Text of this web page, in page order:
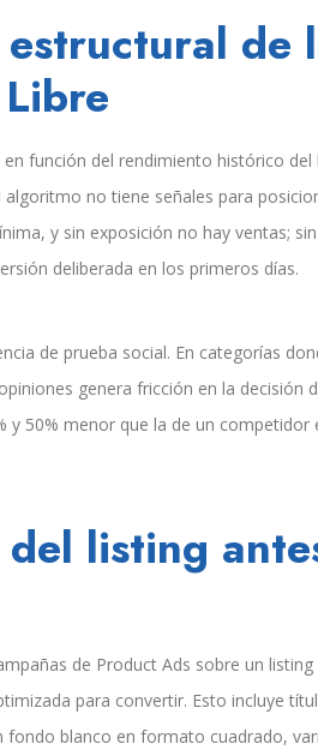
de
función del rendimiento histórico
no tiene señales para
y sin exposición no hay ventas;
deliberada en los primeros días.
de prueba social. En categorías
genera fricción en la decisión
y 50% menor que la de un
listing
de Product Ads sobre un
para convertir. Esto incluye
blanco en formato cuadrado,